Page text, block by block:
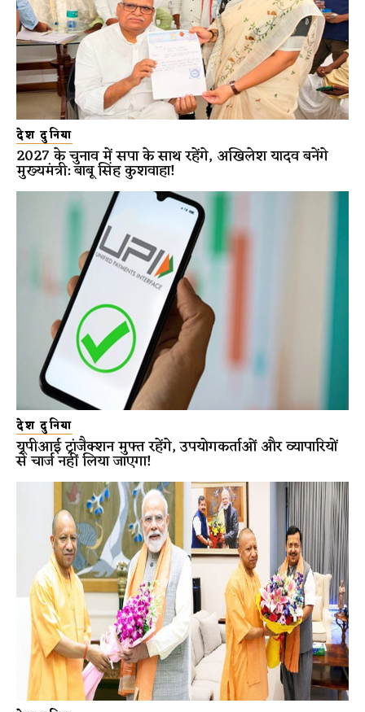
देश दुनिया
2027 के चुनाव में सपा के साथ रहेंगे, अखिलेश यादव बनेंगे
मुख्यमंत्री: बाबू सिंह कुशवाहा!
देश दुनिया
यूपीआई ट्रांजैक्शन मुफ्त रहेंगे, उपयोगकर्ताओं और व्यापारियों
से चार्ज नहीं लिया जाएगा!